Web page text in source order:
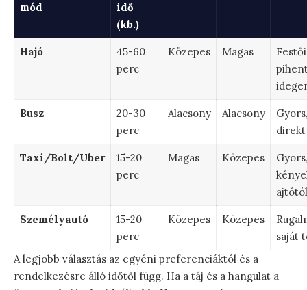
mód
idő
(kb.)
Hajó
45-60
perc
Közepes Magas
Busz
20-30
perc
Alacsony Alacsony
Taxi/Bolt/Uber
15-20
perc
Magas Közepes
Gyors,
Személyautó
15-20
perc
Közepes Közepes
saját
A legjobb választás az egyéni preferenciáktól és a
rendelkezésre álló időtől függ. Ha a táj és a hangulat a